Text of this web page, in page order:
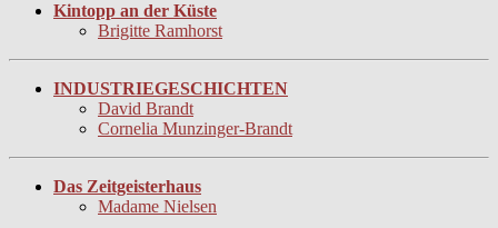
Kintopp an der Küste
Brigitte Ramhorst
INDUSTRIEGESCHICHTEN
David Brandt
Cornelia Munzinger-Brandt
Das Zeitgeisterhaus
Madame Nielsen